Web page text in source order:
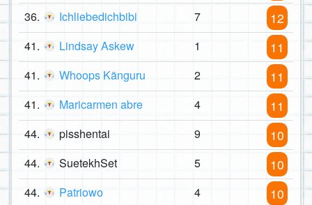
36. Ichliebedichbibi 7 12
41. Lindsay Askew 1 11
41. Whoops Känguru 2 11
41. Maricarmen abre 4 11
44. pisshentai 9 10
44. SuetekhSet 5 10
44. Patriowo 4 10